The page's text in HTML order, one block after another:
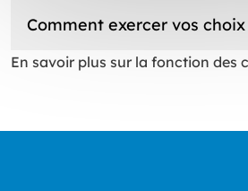
Comment exercer vos choix
En savoir plus sur la fonction des